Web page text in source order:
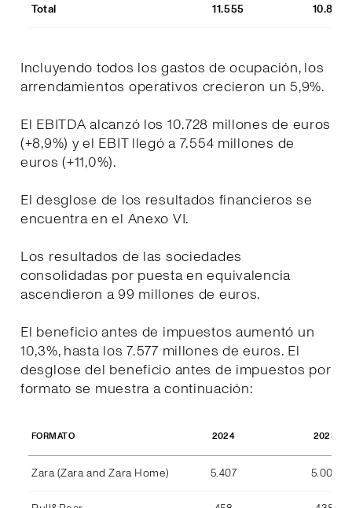
Total 11.555 10.853
Incluyendo todos los gastos de ocupación, los
arrendamientos operativos crecieron un 5,9%.
El EBITDA alcanzó los 10.728 millones de euros
(+8,9%) y el EBIT llegó a 7.554 millones de
euros (+11,0%).
El desglose de los resultados financieros se
encuentra en el Anexo VI.
Los resultados de las sociedades
consolidadas por puesta en equivalencia
ascendieron a 99 millones de euros.
El beneficio antes de impuestos aumentó un
10,3%, hasta los 7.577 millones de euros. El
desglose del beneficio antes de impuestos por
formato se muestra a continuación:
FORMATO 2024 2023
Zara (Zara and Zara Home) 5.407 5.004